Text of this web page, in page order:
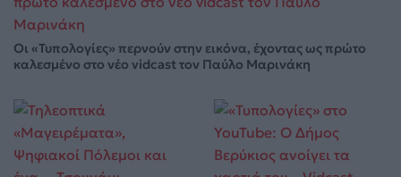
Οι «Τυπολογίες» περνούν στην εικόνα, έχοντας ως πρώτο
καλεσμένο στο νέο vidcast τον Παύλο Μαρινάκη